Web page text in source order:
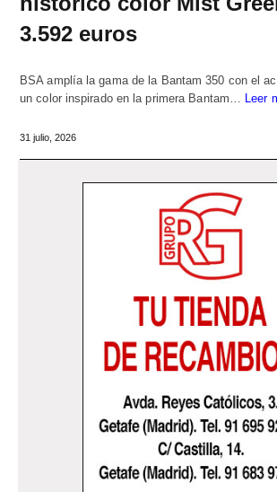
3.592 euros
BSA amplía la gama de la Bantam 350 con el
un color inspirado en la primera Bantam… Leer
31 julio, 2026